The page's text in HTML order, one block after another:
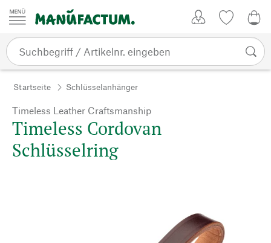
Zum Inhalt springen
Startseite Schlüsselanhänger
Timeless Leather Craftsmanship
Timeless Cordovan
Schlüsselring